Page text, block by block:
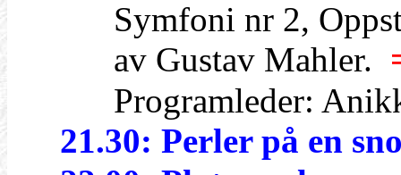
Symfoni nr 2,
av Gustav Mahler.
Programleder:
21.30: Perler på en